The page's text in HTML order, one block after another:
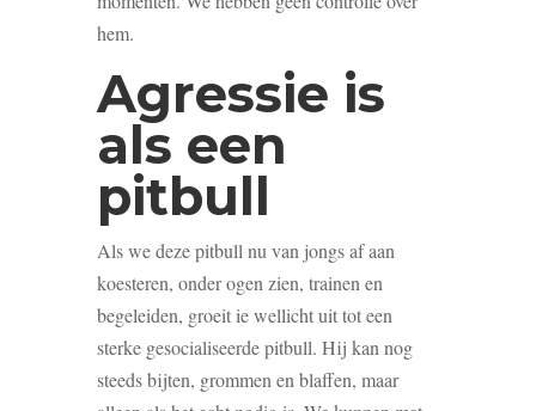
hem.
Agressie is
als een
pitbull
Als we deze pitbull nu van jongs af aan
koesteren, onder ogen zien, trainen en
begeleiden, groeit ie wellicht uit tot een
sterke gesocialiseerde pitbull. Hij kan nog
steeds bijten, grommen en blaffen, maar